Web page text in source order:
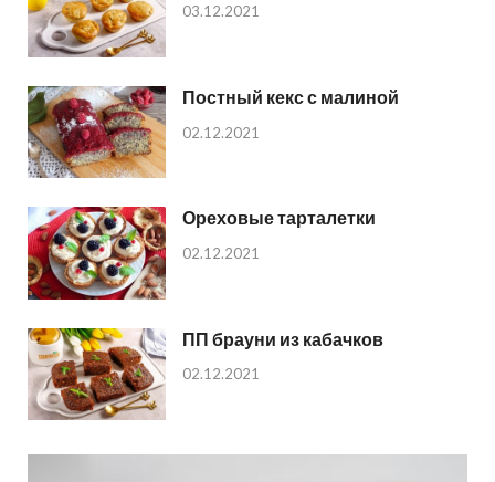
03.12.2021
Постный кекс с малиной
02.12.2021
Ореховые тарталетки
02.12.2021
ПП брауни из кабачков
02.12.2021